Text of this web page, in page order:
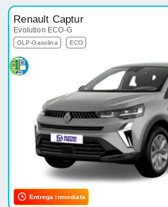
Renault Captur
Evolution ECO-G
GLP-Gasolina ECO
Entrega inmediata